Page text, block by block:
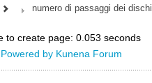
numero di passaggi dei dischi
to create page: 0.053 seconds
Powered by Kunena Forum